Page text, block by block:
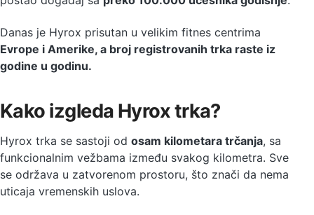
Danas je Hyrox prisutan u velikim fitnes centrima
Evrope i Amerike, a broj registrovanih trka raste iz
godine u godinu.
Kako izgleda Hyrox trka?
Hyrox trka se sastoji od osam kilometara trčanja, sa
funkcionalnim vežbama između svakog kilometra. Sve
se održava u zatvorenom prostoru, što znači da nema
uticaja vremenskih uslova.